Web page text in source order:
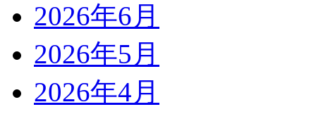
2026年6月
2026年5月
2026年4月